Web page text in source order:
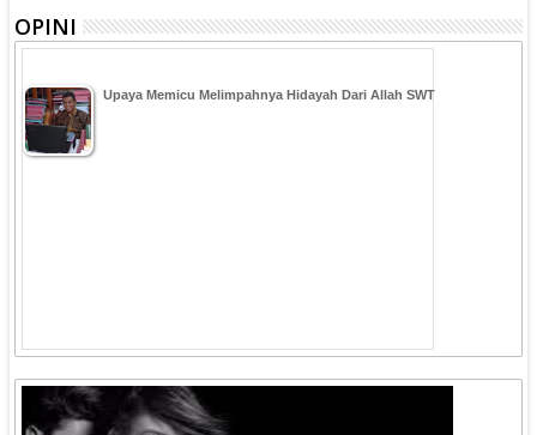
OPINI
Upaya Memicu Melimpahnya Hidayah Dari Allah SWT